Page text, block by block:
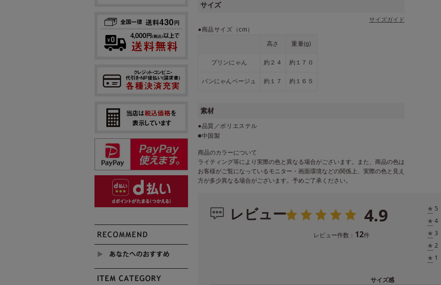
サイズ
サイズガイド
●商品サイズ（cm）
高さ 重量(g)
プリンにゃん 約２４ 約１７０
パンにゃんベージュ 約１７ 約１６５
素材
●品質／ポリエステル
■中国製
商品のカラーについて
ライティング等により実際の色と異なる場合がございます。また、商品の色は
お客様がご覧になっているモニター・画面環境などの関係上、実際の色と見え
方が多少異なる場合がございます。予めご了承ください。
レビュー 4.9
レビュー件数： 12件
★ 5
★ 4
★ 3
★ 2
★ 1
サイズ感